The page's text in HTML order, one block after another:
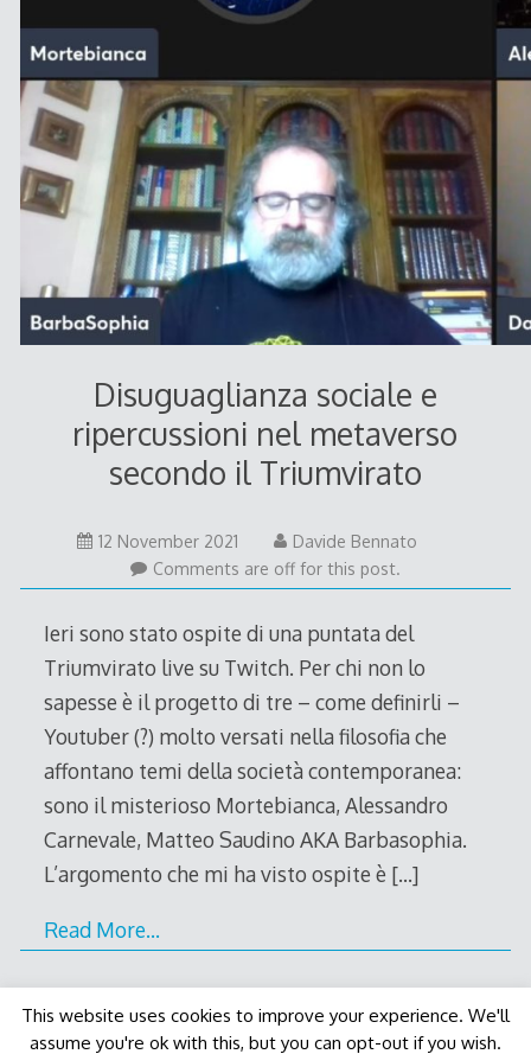
Disuguaglianza sociale e
ripercussioni nel metaverso
secondo il Triumvirato
12 November 2021
November
2021
Davide Bennato
Comments are off for this post.
Ieri sono stato ospite di una puntata del
Triumvirato live su Twitch. Per chi non lo
sapesse è il progetto di tre – come definirli –
Youtuber (?) molto versati nella filosofia che
affontano temi della società contemporanea:
sono il misterioso Mortebianca, Alessandro
Carnevale, Matteo Saudino AKA Barbasophia.
L’argomento che mi ha visto ospite è […]
Read More…
This website uses cookies to improve your experience. We'll
assume you're ok with this, but you can opt-out if you wish.